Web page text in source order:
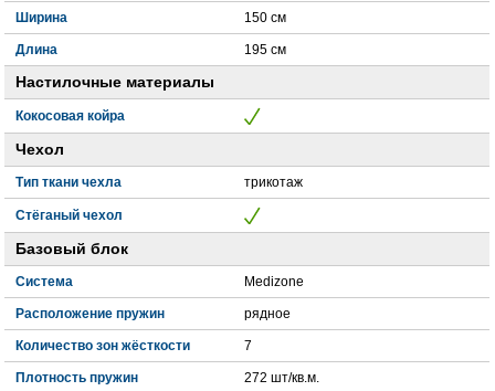
Ширина 150 см
Длина 195 см
Настилочные материалы
Кокосовая койра
Чехол
Тип ткани чехла трикотаж
Стёганый чехол
Базовый блок
Система Medizone
Расположение пружин рядное
Количество зон жёсткости 7
Плотность пружин 272 шт/кв.м.